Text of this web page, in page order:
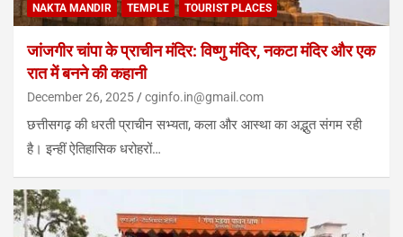
NAKTA MANDIR TEMPLE TOURIST PLACES
जांजगीर चांपा के प्राचीन मंदिर: विष्णु मंदिर, नकटा मंदिर और एक
रात में बनने की कहानी
December 26, 2025 cginfo.in@gmail.com
छत्तीसगढ़ की धरती प्राचीन सभ्यता, कला और आस्था का अद्भुत संगम रही
है। इन्हीं ऐतिहासिक धरोहरों…